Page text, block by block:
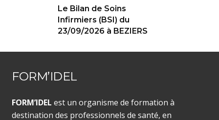
Le Bilan de Soins
Infirmiers (BSI) du
23/09/2026 à BEZIERS
FORM’IDEL
FORM’IDEL est un organisme de formation à
destination des professionnels de santé, en